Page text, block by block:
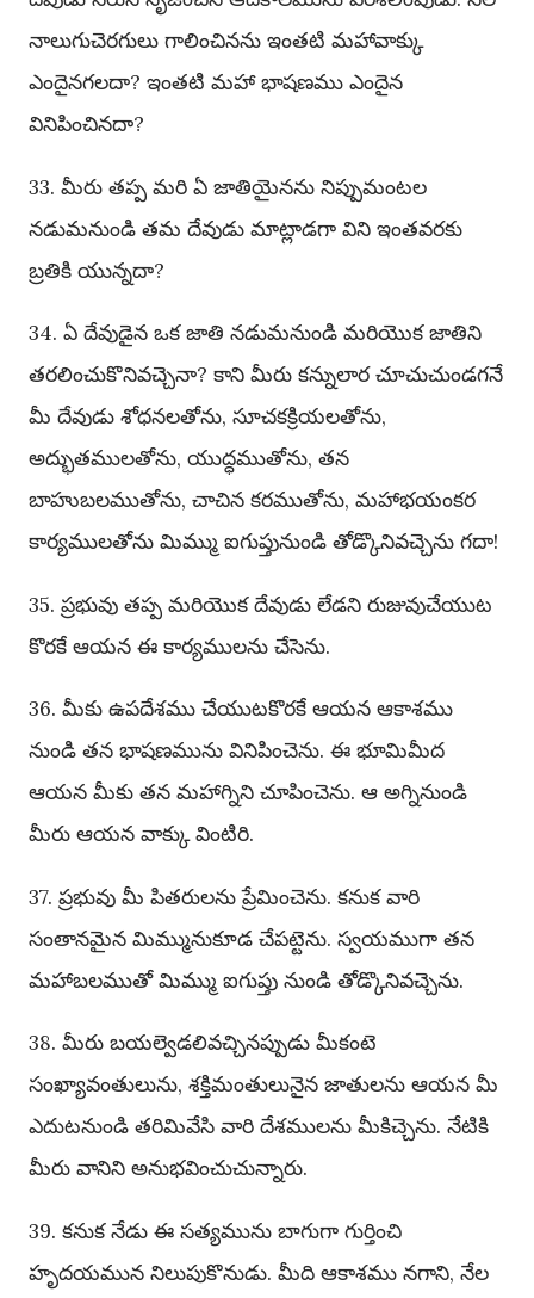
నాలుగుచెరగులు గాలించినను ఇంతటి మహావాక్కు
ఎందైనగలదా? ఇంతటి మహా భాషణము ఎందైన
వినిపించినదా?
33. మీరు తప్ప మరి ఏ జాతియైనను నిప్పుమంటల
నడుమనుండి తమ దేవుడు మాట్లాడగా విని ఇంతవరకు
బ్రతికి యున్నదా?
34. ఏ దేవుడైన ఒక జాతి నడుమనుండి మరియొక జాతిని
తరలించుకొనివచ్చెనా? కాని మీరు కన్నులార చూచుచుండగనే
మీ దేవుడు శోధనలతోను, సూచకక్రియలతోను,
అద్భుతములతోను, యుద్ధముతోను, తన
బాహుబలముతోను, చాచిన కరముతోను, మహాభయంకర
కార్యములతోను మిమ్ము ఐగుప్తునుండి తోడ్కొనివచ్చెను గదా!
35. ప్రభువు తప్ప మరియొక దేవుడు లేడని రుజువుచేయుట
కొరకే ఆయన ఈ కార్యములను చేసెను.
36. మీకు ఉపదేశము చేయుటకొరకే ఆయన ఆకాశము
నుండి తన భాషణమును వినిపించెను. ఈ భూమిమీద
ఆయన మీకు తన మహాగ్నిని చూపించెను. ఆ అగ్నినుండి
మీరు ఆయన వాక్కు వింటిరి.
37. ప్రభువు మీ పితరులను ప్రేమించెను. కనుక వారి
సంతానమైన మిమ్మునుకూడ చేపట్టెను. స్వయముగా తన
మహాబలముతో మిమ్ము ఐగుప్తు నుండి తోడ్కొనివచ్చెను.
38. మీరు బయల్వెడలివచ్చినప్పుడు మీకంటె
సంఖ్యావంతులును, శక్తిమంతులునైన జాతులను ఆయన మీ
ఎదుటనుండి తరిమివేసి వారి దేశములను మీకిచ్చెను. నేటికి
మీరు వానిని అనుభవించుచున్నారు.
39. కనుక నేడు ఈ సత్యమును బాగుగా గుర్తించి
హృదయమున నిలుపుకొనుడు. మీది ఆకాశము నగాని, నేల